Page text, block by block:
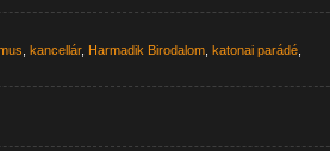
,kancellár, Harmadik Birodalom ,katonai parádé